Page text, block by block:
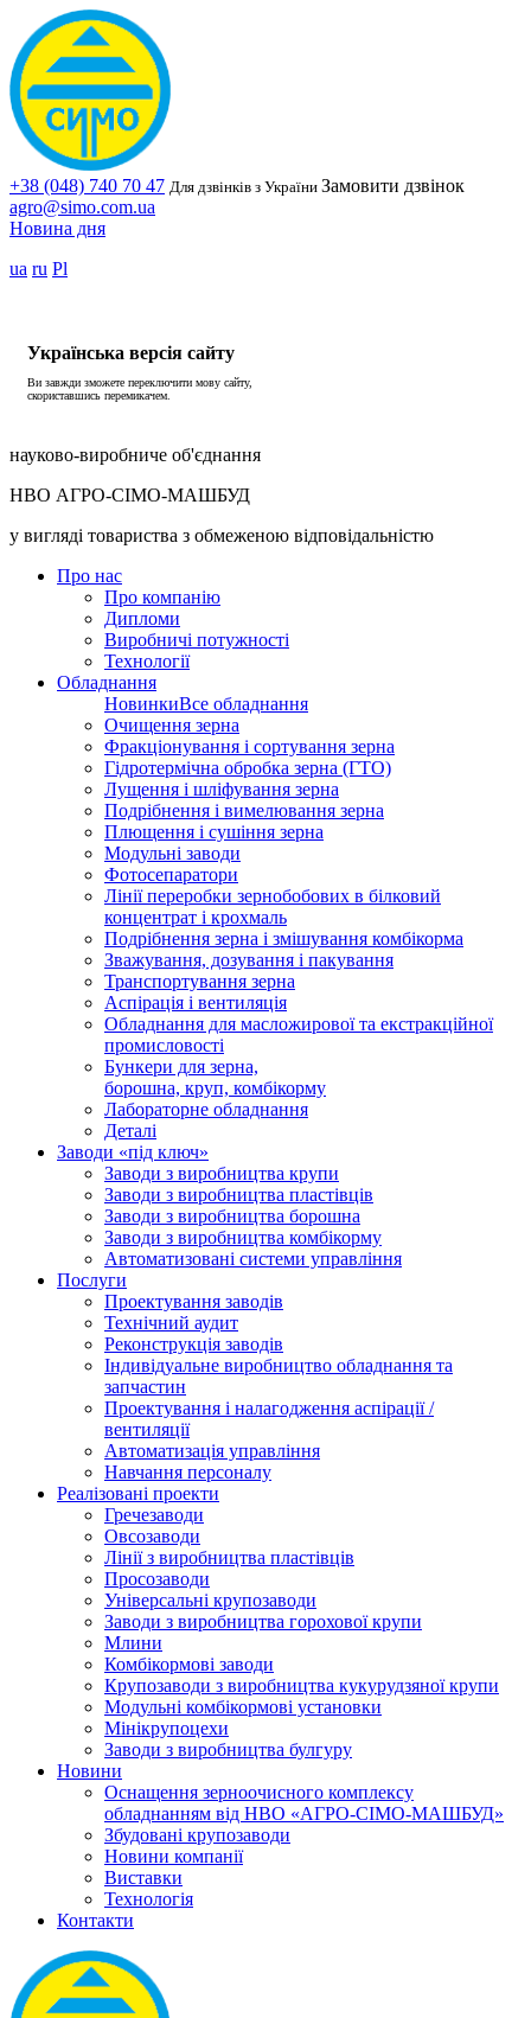
+38 (048) 740 70 47 Для дзвінків з України Замовити дзвінок
agro@simo.com.ua
Новина дня
ua ru Pl
Українська версія сайту
Ви завжди зможете переключити мову сайту,
скориставшись перемикачем.
науково-виробниче об'єднання
НВО АГРО-СІМО-МАШБУД
у вигляді товариства з обмеженою відповідальністю
Про нас
Про компанію
Дипломи
Виробничі потужності
Технології
Обладнання
НовинкиВсе обладнання
Очищення зерна
Фракціонування і сортування зерна
Гідротермічна обробка зерна (ГТО)
Лущення і шліфування зерна
Подрібнення і вимелювання зерна
Плющення і сушіння зерна
Модульні заводи
Фотосепаратори
Лінії переробки зернобобових в білковий
концентрат і крохмаль
Подрібнення зерна і змішування комбікорма
Зважування, дозування і пакування
Транспортування зерна
Аспірація і вентиляція
Обладнання для масложирової та екстракційної
промисловості
Бункери для зерна,
борошна, круп, комбікорму
Лабораторне обладнання
Деталі
Заводи «під ключ»
Заводи з виробництва крупи
Заводи з виробництва пластівців
Заводи з виробництва борошна
Заводи з виробництва комбікорму
Автоматизовані системи управління
Послуги
Проектування заводів
Технічний аудит
Реконструкція заводів
Індивідуальне виробництво обладнання та
запчастин
Проектування і налагодження аспірації /
вентиляції
Автоматизація управління
Навчання персоналу
Реалізовані проекти
Гречезаводи
Овсозаводи
Лінії з виробництва пластівців
Просозаводи
Універсальні крупозаводи
Заводи з виробництва горохової крупи
Млини
Комбікормові заводи
Крупозаводи з виробництва кукурудзяної крупи
Модульні комбікормові установки
Мінікрупоцехи
Заводи з виробництва булгуру
Новини
Оснащення зерноочисного комплексу
обладнанням від НВО «АГРО-СІМО-МАШБУД»
Збудовані крупозаводи
Новини компанії
Виставки
Технологія
Контакти